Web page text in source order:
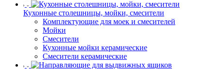
Кухонные столешницы, мойки, смесители
Комплектующие для моек и смесителей
Мойки
Смесители
Кухонные мойки керамические
Смесители керамические